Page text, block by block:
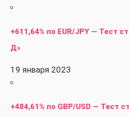
+611,64% по EUR/JPY — Тест
Д»
19 января 2023
+484,61% по GBP/USD — Тест